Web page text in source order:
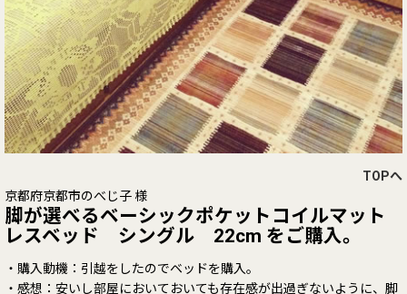
TOPへ
京都府京都市のべじ子 様
脚が選べるベーシックポケットコイルマット
レスベッド シングル 22cm をご購入。
・購入動機：引越をしたのでベッドを購入。
・感想：安いし部屋においておいても存在感が出過ぎないように、脚